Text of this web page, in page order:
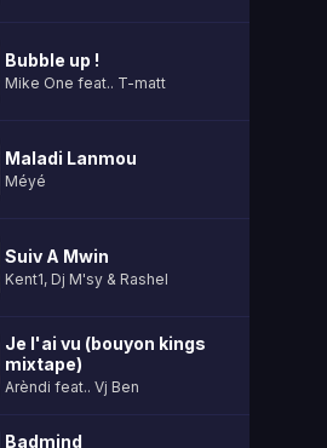
Bubble up !
Mike One feat.. T-matt
Maladi Lanmou
Méyé
Suiv A Mwin
Kent1, Dj M'sy & Rashel
Je l'ai vu (bouyon kings
mixtape)
Arèndi feat.. Vj Ben
Badmind